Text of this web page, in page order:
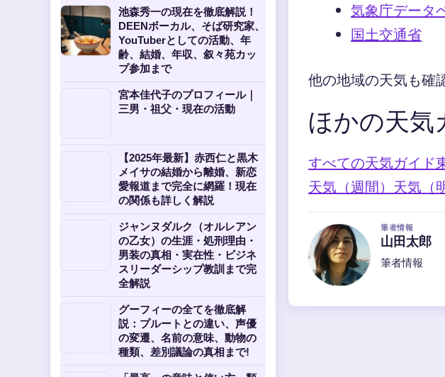
気象庁データ
国土交通省
他の地域の天気も確
ほかの天気
すべての天気ガイド
天気（週間） 天気（
筆者情報
山田太郎
筆者情報
池森秀一の現在を徹底解説！
DEENボーカル、そば研究家、
YouTuberとしての活動、年
齢、結婚、年収、叙々苑カッ
プ参加まで
宮本佳代子のプロフィール｜
三男・祖父・現在の活動
【2025年最新】赤西仁と黒木
メイサの結婚から離婚、新恋
愛報道まで完全に網羅！現在
の関係も詳しく解説
ジャンヌダルク（オルレアン
の乙女）の生涯・処刑理由・
男装の真相・実在性・ビジネ
スリーダーシップ教訓まで完
全解説
グーフィーの全てを徹底解
説：プルートとの違い、声優
の変遷、名前の意味、動物の
種類、差別議論の真相まで!